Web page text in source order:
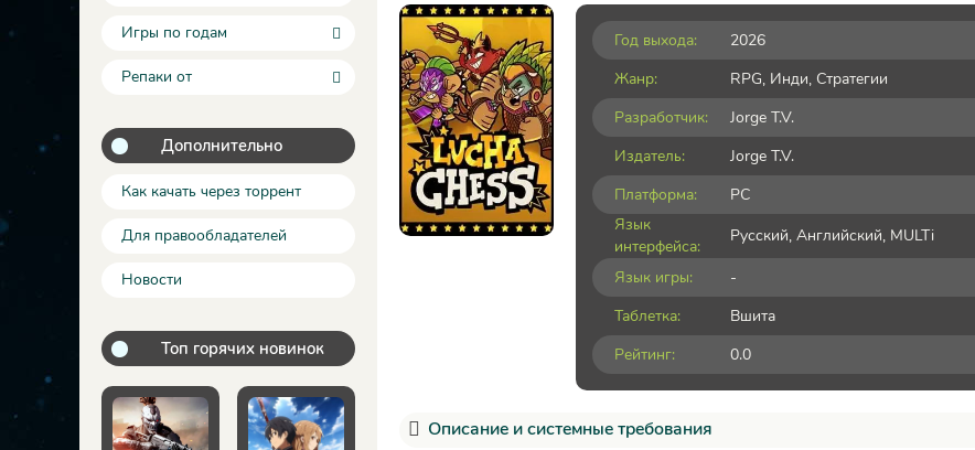
Игры по годам
Репаки от
Дополнительно
Как качать через торрент
Для правообладателей
Новости
Топ горячих новинок
Год выхода:
2026
Жанр:
RPG, Инди, Стратегии
Разработчик:
Jorge T.V.
Издатель:
Jorge T.V.
Платформа:
PC
Язык
интерфейса:
Русский, Английский, MULTi
Язык игры:
-
Таблетка:
Вшита
Рейтинг:
0.0
Описание и системные требования